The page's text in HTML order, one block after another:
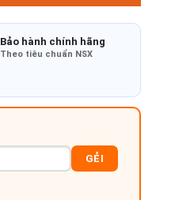
Bảo hành chính hãng
Theo tiêu chuẩn NSX
GẺI